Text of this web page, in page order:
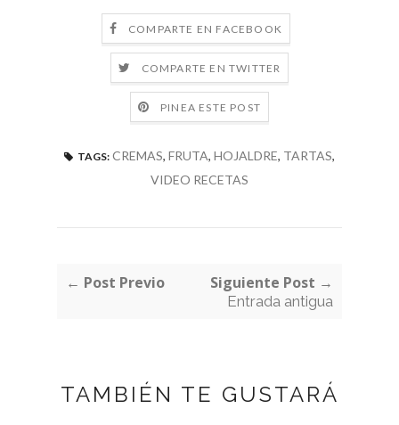
COMPARTE EN FACEBOOK
COMPARTE EN TWITTER
PINEA ESTE POST
TAGS: CREMAS, FRUTA, HOJALDRE, TARTAS,
VIDEO RECETAS
← Post Previo Siguiente Post →
Entrada antigua
TAMBIÉN TE GUSTARÁ